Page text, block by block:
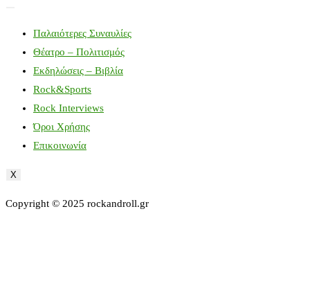
Παλαιότερες Συναυλίες
Θέατρο – Πολιτισμός
Εκδηλώσεις – Βιβλία
Rock&Sports
Rock Interviews
Όροι Χρήσης
Επικοινωνία
X
Copyright © 2025 rockandroll.gr